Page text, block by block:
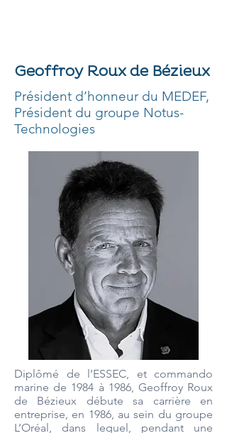
Geoffroy Roux de Bézieux
Président d’honneur du MEDEF,
Président du groupe Notus-
Technologies
Diplômé de l’ESSEC, et commando
marine de 1984 à 1986, Geoffroy Roux
de Bézieux débute sa carrière en
entreprise, en 1986, au sein du groupe
L’Oréal, dans lequel, pendant une